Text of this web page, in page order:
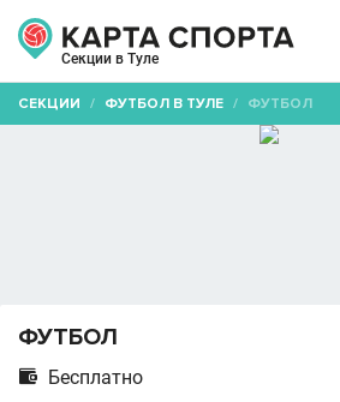
Секции в Туле
СЕКЦИИ / ФУТБОЛ В ТУЛЕ / ФУТБОЛ
ФУТБОЛ
 Бесплатно